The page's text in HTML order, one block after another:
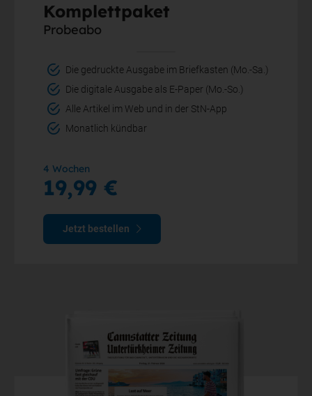
Komplettpaket
Probeabo
Die gedruckte Ausgabe im Briefkasten (Mo.-Sa.)
Die digitale Ausgabe als E-Paper (Mo.-So.)
Alle Artikel im Web und in der StN-App
Monatlich kündbar
4 Wochen
19,99 €
Jetzt bestellen